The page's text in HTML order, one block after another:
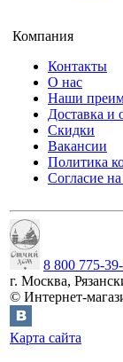
Компания
Контакты
О нас
Наши
Доставка и
Скидки
Вакансии
Политика
Согласие
8 800 775-
г. Москва,
© Интернет-
Карта сайта